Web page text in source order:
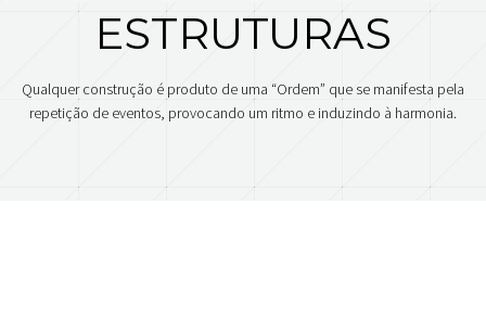
ESTRUTURAS
Qualquer construção é produto de uma “Ordem” que se manifesta pela
repetição de eventos, provocando um ritmo e induzindo à harmonia.